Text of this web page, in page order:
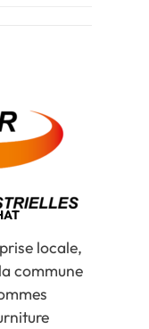
locale,
commune